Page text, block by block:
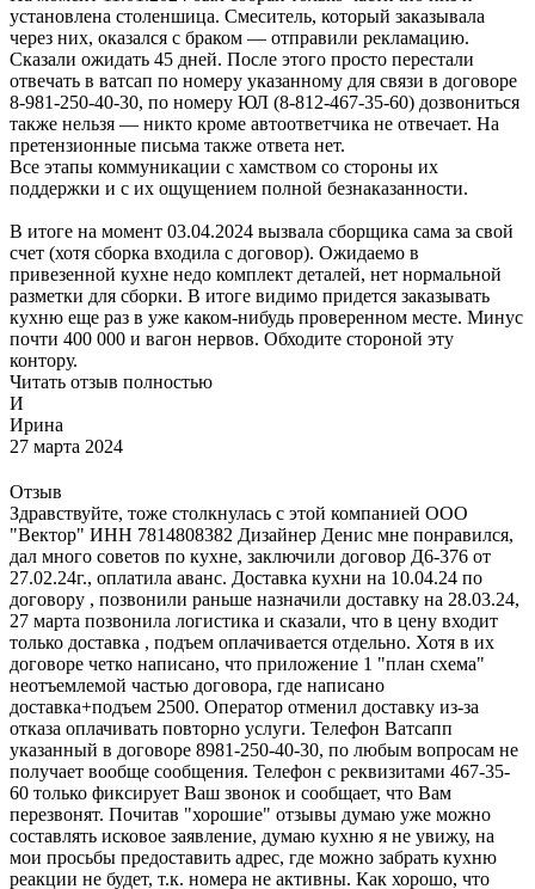
установлена столеншица. Смеситель, который заказывала
через них, оказался с браком — отправили рекламацию.
Сказали ожидать 45 дней. После этого просто перестали
отвечать в ватсап по номеру указанному для связи в договоре
8-981-250-40-30, по номеру ЮЛ (8-812-467-35-60) дозвониться
также нельзя — никто кроме автоответчика не отвечает. На
претензионные письма также ответа нет.
Все этапы коммуникации с хамством со стороны их
поддержки и с их ощущением полной безнаказанности.
В итоге на момент 03.04.2024 вызвала сборщика сама за свой
счет (хотя сборка входила с договор). Ожидаемо в
привезенной кухне недо комплект деталей, нет нормальной
разметки для сборки. В итоге видимо придется заказывать
кухню еще раз в уже каком-нибудь проверенном месте. Минус
почти 400 000 и вагон нервов. Обходите стороной эту
контору.
Читать отзыв полностью
И
Ирина
27 марта 2024
Отзыв
Здравствуйте, тоже столкнулась с этой компанией ООО
"Вектор" ИНН 7814808382 Дизайнер Денис мне понравился,
дал много советов по кухне, заключили договор Д6-376 от
27.02.24г., оплатила аванс. Доставка кухни на 10.04.24 по
договору , позвонили раньше назначили доставку на 28.03.24,
27 марта позвонила логистика и сказали, что в цену входит
только доставка , подъем оплачивается отдельно. Хотя в их
договоре четко написано, что приложение 1 "план схема"
неотъемлемой частью договора, где написано
доставка+подъем 2500. Оператор отменил доставку из-за
отказа оплачивать повторно услуги. Телефон Ватсапп
указанный в договоре 8981-250-40-30, по любым вопросам не
получает вообще сообщения. Телефон с реквизитами 467-35-
60 только фиксирует Ваш звонок и сообщает, что Вам
перезвонят. Почитав "хорошие" отзывы думаю уже можно
составлять исковое заявление, думаю кухню я не увижу, на
мои просьбы предоставить адрес, где можно забрать кухню
реакции не будет, т.к. номера не активны. Как хорошо, что